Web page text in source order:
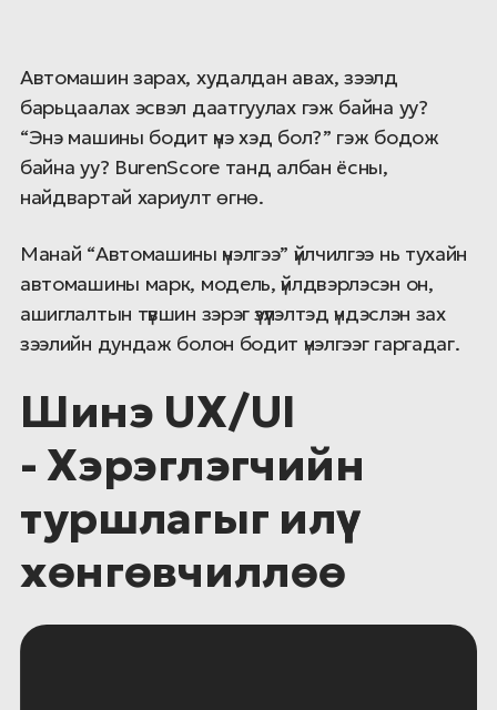
Автомашин зарах, худалдан авах, зээлд
барьцаалах эсвэл даатгуулах гэж байна уу?
“Энэ машины бодит үнэ хэд бол?” гэж бодож
байна уу? BurenScore танд албан ёсны,
найдвартай хариулт өгнө.
Манай “Автомашины үнэлгээ” үйлчилгээ нь тухайн
автомашины марк, модель, үйлдвэрлэсэн он,
ашиглалтын түвшин зэрэг үзүүлэлтэд үндэслэн зах
зээлийн дундаж болон бодит үнэлгээг гаргадаг.
Шинэ UX/UI
- Хэрэглэгчийн
туршлагыг илүү
хөнгөвчиллөө